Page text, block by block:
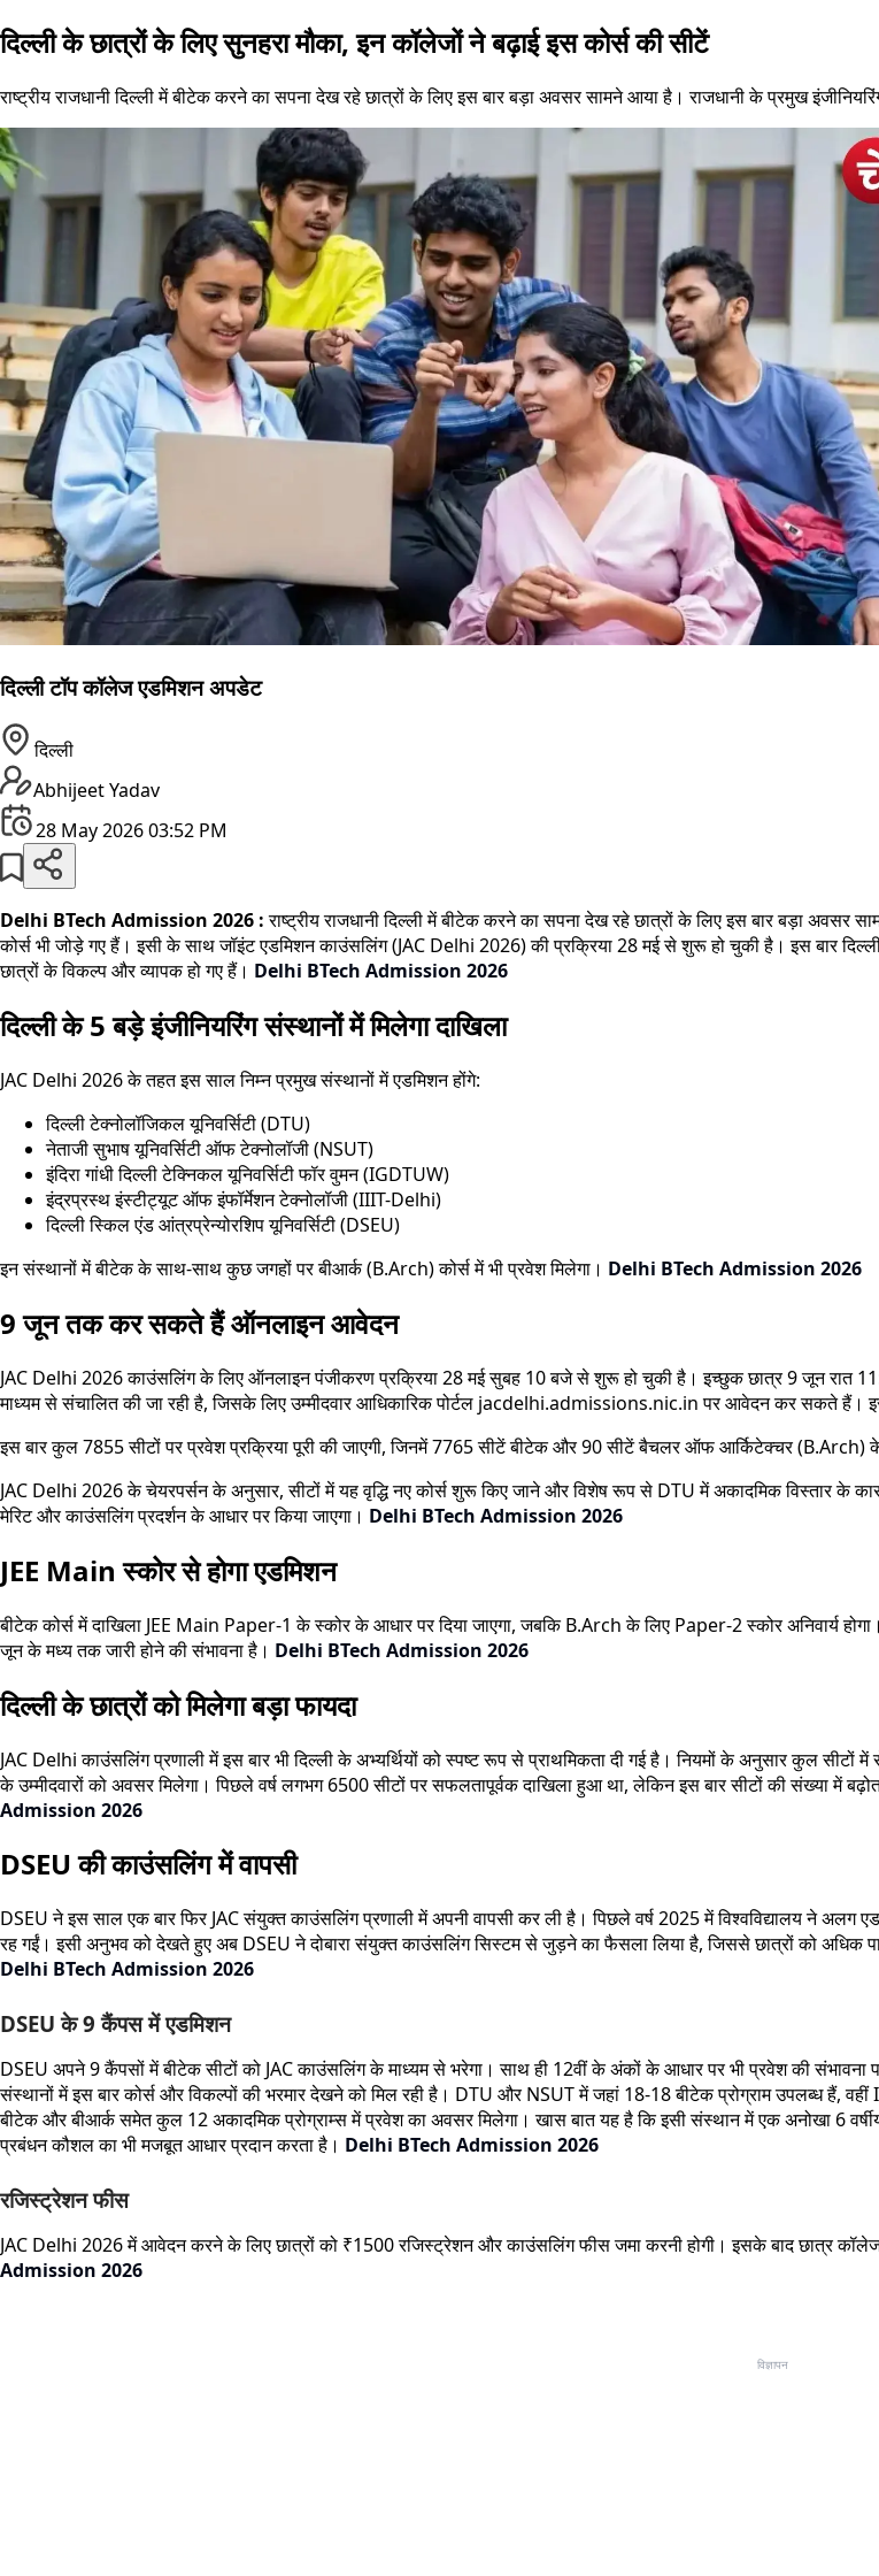
दिल्ली के छात्रों के लिए सुनहरा मौका, इन कॉलेजों ने बढ़ाई इस कोर्स की सीटें
राष्ट्रीय राजधानी दिल्ली में बीटेक करने का सपना देख रहे छात्रों के लिए इस बार बड़ा अवसर सामने आया है। राजधानी के प्रमुख
दिल्ली टॉप कॉलेज एडमिशन अपडेट
दिल्ली
Abhijeet Yadav
28 May 2026 03:52 PM
Delhi BTech Admission 2026 :राष्ट्रीय राजधानी दिल्ली में बीटेक करने का सपना देख रहे छात्रों के लिए इस बार बड़ा अवसर
कोर्स भी जोड़े गए हैं। इसी के साथ जॉइंट एडमिशन काउंसलिंग (JAC Delhi 2026) की प्रक्रिया 28 मई से शुरू हो चुकी है। इस बार
छात्रों के विकल्प और व्यापक हो गए हैं। Delhi BTech Admission 2026
दिल्ली के 5 बड़े इंजीनियरिंग संस्थानों में मिलेगा दाखिला
JAC Delhi 2026 के तहत इस साल निम्न प्रमुख संस्थानों में एडमिशन होंगे:
दिल्ली टेक्नोलॉजिकल यूनिवर्सिटी (DTU)
नेताजी सुभाष यूनिवर्सिटी ऑफ टेक्नोलॉजी (NSUT)
इंदिरा गांधी दिल्ली टेक्निकल यूनिवर्सिटी फॉर वुमन (IGDTUW)
इंद्रप्रस्थ इंस्टीट्यूट ऑफ इंफॉर्मेशन टेक्नोलॉजी (IIIT-Delhi)
दिल्ली स्किल एंड आंत्रप्रेन्योरशिप यूनिवर्सिटी (DSEU)
इन संस्थानों में बीटेक के साथ-साथ कुछ जगहों पर बीआर्क (B.Arch) कोर्स में भी प्रवेश मिलेगा। Delhi BTech Admission 2026
9 जून तक कर सकते हैं ऑनलाइन आवेदन
JAC Delhi 2026 काउंसलिंग के लिए ऑनलाइन पंजीकरण प्रक्रिया 28 मई सुबह 10 बजे से शुरू हो चुकी है। इच्छुक छात्र 9 जून रात
माध्यम से संचालित की जा रही है, जिसके लिए उम्मीदवार आधिकारिक पोर्टल jacdelhi.admissions.nic.in पर आवेदन कर सकते हैं। इस
इस बार कुल 7855 सीटों पर प्रवेश प्रक्रिया पूरी की जाएगी, जिनमें 7765 सीटें बीटेक और 90 सीटें बैचलर ऑफ आर्किटेक्चर (B.Arch) के
JAC Delhi 2026 के चेयरपर्सन के अनुसार, सीटों में यह वृद्धि नए कोर्स शुरू किए जाने और विशेष रूप से DTU में अकादमिक विस्तार के
मेरिट और काउंसलिंग प्रदर्शन के आधार पर किया जाएगा। Delhi BTech Admission 2026
JEE Main स्कोर से होगा एडमिशन
बीटेक कोर्स में दाखिला JEE Main Paper-1 के स्कोर के आधार पर दिया जाएगा, जबकि B.Arch के लिए Paper-2 स्कोर अनिवार्य
जून के मध्य तक जारी होने की संभावना है। Delhi BTech Admission 2026
दिल्ली के छात्रों को मिलेगा बड़ा फायदा
JAC Delhi काउंसलिंग प्रणाली में इस बार भी दिल्ली के अभ्यर्थियों को स्पष्ट रूप से प्राथमिकता दी गई है। नियमों के अनुसार कुल सीटों
के उम्मीदवारों को अवसर मिलेगा। पिछले वर्ष लगभग 6500 सीटों पर सफलतापूर्वक दाखिला हुआ था, लेकिन इस बार सीटों की संख्या में
Admission 2026
DSEU की काउंसलिंग में वापसी
DSEU ने इस साल एक बार फिर JAC संयुक्त काउंसलिंग प्रणाली में अपनी वापसी कर ली है। पिछले वर्ष 2025 में विश्वविद्यालय ने अलग
रह गईं। इसी अनुभव को देखते हुए अब DSEU ने दोबारा संयुक्त काउंसलिंग सिस्टम से जुड़ने का फैसला लिया है, जिससे छात्रों को अधिक
Delhi BTech Admission 2026
DSEU के 9 कैंपस में एडमिशन
DSEU अपने 9 कैंपसों में बीटेक सीटों को JAC काउंसलिंग के माध्यम से भरेगा। साथ ही 12वीं के अंकों के आधार पर भी प्रवेश की
संस्थानों में इस बार कोर्स और विकल्पों की भरमार देखने को मिल रही है। DTU और NSUT में जहां 18-18 बीटेक प्रोग्राम उपलब्ध हैं,
बीटेक और बीआर्क समेत कुल 12 अकादमिक प्रोग्राम्स में प्रवेश का अवसर मिलेगा। खास बात यह है कि इसी संस्थान में एक अनोखा 6
प्रबंधन कौशल का भी मजबूत आधार प्रदान करता है। Delhi BTech Admission 2026
रजिस्ट्रेशन फीस
JAC Delhi 2026 में आवेदन करने के लिए छात्रों को ₹1500 रजिस्ट्रेशन और काउंसलिंग फीस जमा करनी होगी। इसके बाद छात्र
Admission 2026
विज्ञापन